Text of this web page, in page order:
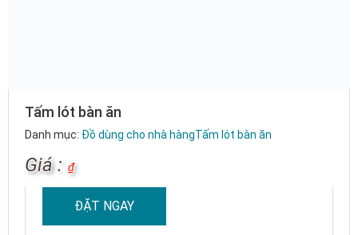
Tấm lót bàn ăn
Danh mục: Đồ dùng cho nhà hàngTấm lót bàn ăn
Giá : ₫
ĐẶT NGAY